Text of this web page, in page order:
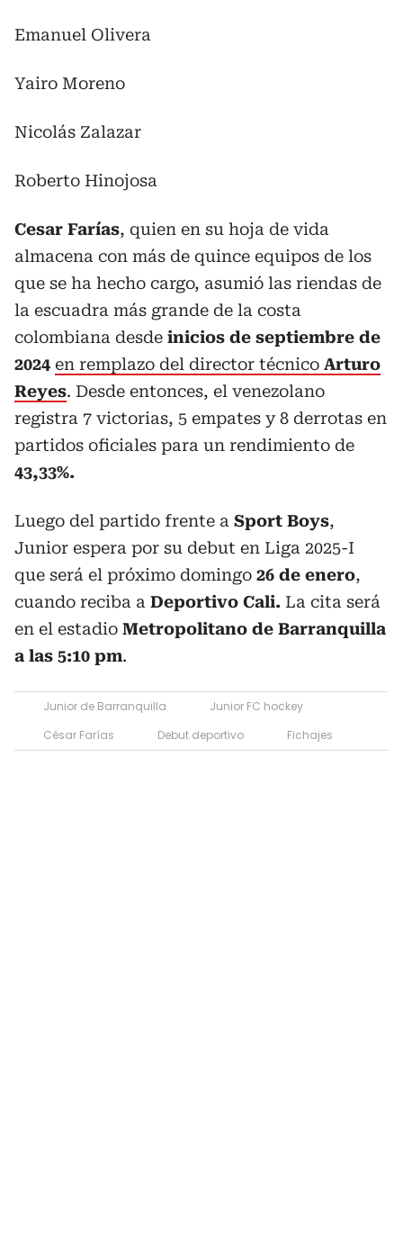
Emanuel Olivera
Yairo Moreno
Nicolás Zalazar
Roberto Hinojosa
Cesar Farías, quien en su hoja de vida
almacena con más de quince equipos de los
que se ha hecho cargo, asumió las riendas de
la escuadra más grande de la costa
colombiana desde inicios de septiembre de
2024 en remplazo del director técnico Arturo
Reyes. Desde entonces, el venezolano
registra 7 victorias, 5 empates y 8 derrotas en
partidos oficiales para un rendimiento de
43,33%.
Luego del partido frente a Sport Boys,
Junior espera por su debut en Liga 2025-I
que será el próximo domingo 26 de enero,
cuando reciba a Deportivo Cali. La cita será
en el estadio Metropolitano de Barranquilla
a las 5:10 pm.
Junior de Barranquilla
Junior FC hockey
César Farías
Debut deportivo Fichajes